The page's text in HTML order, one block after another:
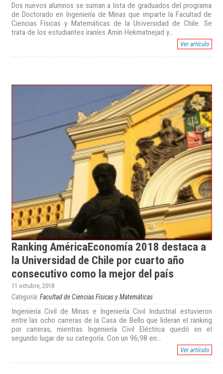
Dos nuevos alumnos se suman a lista de graduados del programa
de Doctorado en Ingeniería de Minas que imparte la Facultad de
Ciencias Físicas y Matemáticas de la Universidad de Chile. Se
trata de los estudiantes iraníes Amin Hekmatnejad y...
Ver artículo
Ranking AméricaEconomía 2018 destaca a
la Universidad de Chile por cuarto año
consecutivo como la mejor del país
11 octubre, 2018
Categoría:Facultad de Ciencias Físicas y Matemáticas
Ingeniería Civil de Minas e Ingeniería Civil Industrial estuvieron
entre las ocho carreras de la Casa de Bello que lideran el ranking
por carreras, mientras Ingeniería Civil Eléctrica quedó en el
segundo lugar de su categoría. Con un 96,98 en...
Ver artículo